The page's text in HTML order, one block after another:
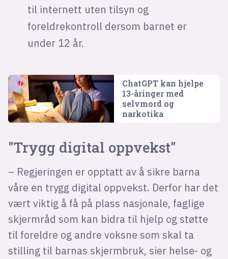
til internett uten tilsyn og
foreldrekontroll dersom barnet er
under 12 år.
ChatGPT kan hjelpe
13-åringer med
selvmord og
narkotika
"Trygg digital oppvekst"
– Regjeringen er opptatt av å sikre barna
våre en trygg digital oppvekst. Derfor har det
vært viktig å få på plass nasjonale, faglige
skjermråd som kan bidra til hjelp og støtte
til foreldre og andre voksne som skal ta
stilling til barnas skjermbruk, sier helse- og